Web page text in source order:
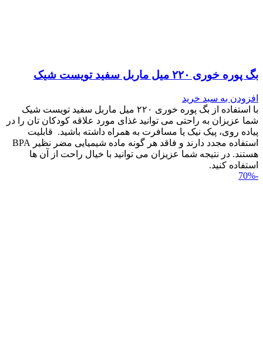
بگ پوره خوری ۲۲۰ میل ماربل سفید تویست شیک
افزودن به سبد خرید
با استفاده از بگ پوره خوری ۲۲۰ میل ماربل سفید تویست شیک
شما عزیزان به راحتی می توانید غذای مورد علاقه کودکان تان را در
پیاده روی، پیک نیک یا مسافرت به همراه داشته باشید. قابلیت
استفاده مجدد دارند و فاقد هر گونه ماده شیمیایی مضر نظیر BPA
هستند. در نتیجه شما عزیزان می توانید با خیال راحت از آن ها
استفاده کنید.
-70%